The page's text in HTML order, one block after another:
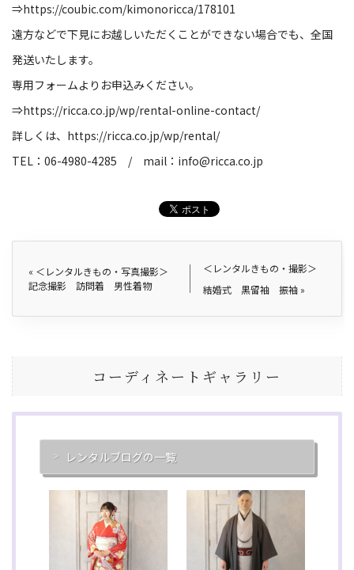
⇒https://coubic.com/kimonoricca/178101
遠方などで下見にお越しいただくことができない場合でも、全国
発送いたします。
専用フォームよりお申込みください。
⇒https://ricca.co.jp/wp/rental-online-contact/
詳しくは、 https://ricca.co.jp/wp/rental/
TEL ： 06-4980-4285 / mail ： info@ricca.co.jp
« ＜レンタルきもの・写真撮影＞
記念撮影 訪問着 男性着物
＜レンタルきもの・撮影＞
結婚式 黒留袖 振袖»
コーディネートギャラリー
レンタルブログの一覧